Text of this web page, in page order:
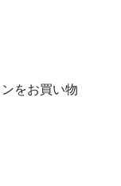
をお買い物